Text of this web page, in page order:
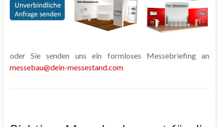
oder Sie senden uns ein formloses Messebriefing an
messebau@dein-messestand.com